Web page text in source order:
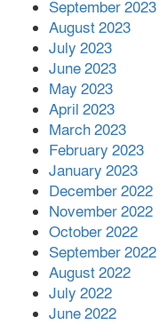
September 2023
August 2023
July 2023
June 2023
May 2023
April 2023
March 2023
February 2023
January 2023
December 2022
November 2022
October 2022
September 2022
August 2022
July 2022
June 2022